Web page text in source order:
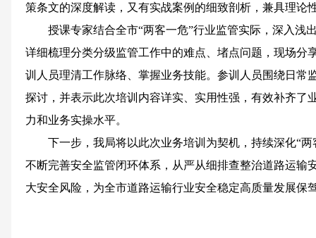
策条文的深度解读，又有实战案例的细致剖析，兼具理论
授课专家结合全市“两客一危”行业监管实际，深入浅
详细梳理分类分级监管工作中的难点、堵点问题，现场分
训人员理清工作脉络、掌握业务技能。参训人员围绕日常
探讨，并表示此次培训内容详实、实用性强，有效补齐了
力和业务实操水平。
下一步，我局将以此次业务培训为契机，持续深化“
不断完善安全监管闭环体系，从严从细排查整治道路运输
大安全风险，为全市道路运输行业安全稳定高质量发展保